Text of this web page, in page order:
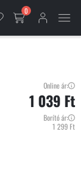
0
Online ár:
1 039 Ft
Borító ár:
1 299 Ft